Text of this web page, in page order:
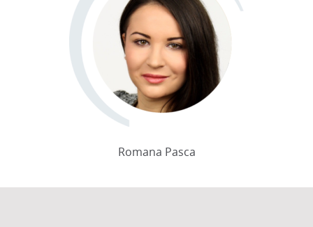
Romana Pasca